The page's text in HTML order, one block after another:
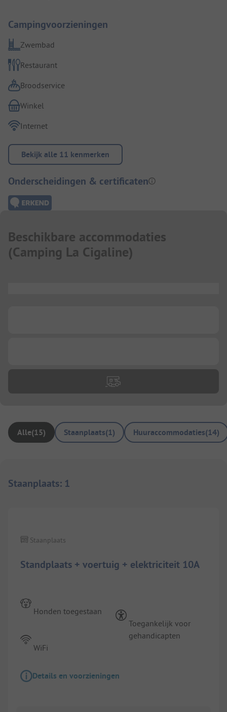
Campingvoorzieningen
Zwembad
Restaurant
Broodservice
Winkel
Internet
Bekijk alle 11 kenmerken
Onderscheidingen & certificaten
Beschikbare accommodaties
(Camping La Cigaline)
Alle(15) Staanplaats(1) Huuraccommodaties(14)
Staanplaats: 1
Standplaats + voertuig + elektriciteit 10A
Staanplaats
Honden toegestaan
WiFi
Toegankelijk voor
gehandicapten
Details en voorzieningen